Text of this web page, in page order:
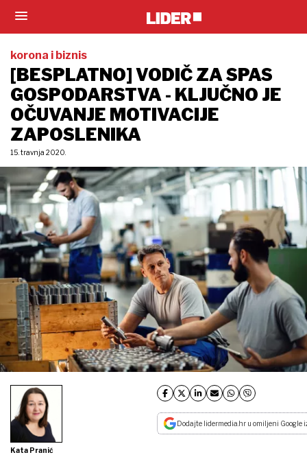
korona i biznis
[BESPLATNO] VODIČ ZA SPAS
GOSPODARSTVA - KLJUČNO JE
OČUVANJE MOTIVACIJE
ZAPOSLENIKA
15. travnja 2020.
Kata Pranić
Dodajte lidermedia.hr u omiljeni Google